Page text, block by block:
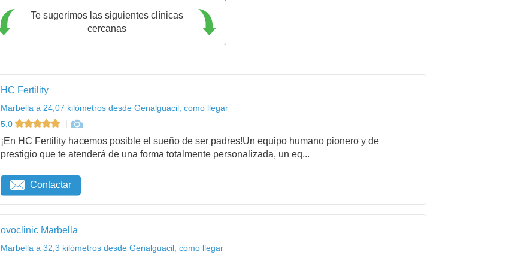
Te sugerimos las siguientes clínicas
cercanas
HC Fertility
Marbella a 24,07 kilómetros desde Genalguacil, como llegar
5,0
¡En HC Fertility hacemos posible el sueño de ser padres!Un equipo humano pionero y de
prestigio que te atenderá de una forma totalmente personalizada, un eq...
Contactar
ovoclinic Marbella
Marbella a 32,3 kilómetros desde Genalguacil, como llegar